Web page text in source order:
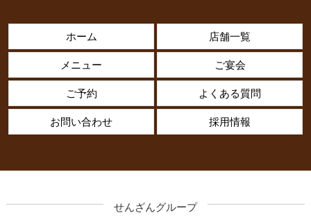
ホーム 店舗一覧
メニュー ご宴会
ご予約 よくある質問
お問い合わせ 採用情報
せんざんグループ